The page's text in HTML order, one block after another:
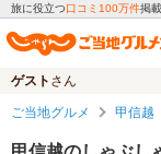
旅に役立つ口コミ100万件掲載
ゲスト さん
ご当地グルメ 甲信越